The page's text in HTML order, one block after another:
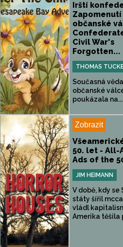
Irští
občanské
Civil War's
Forgotten...
THOMAS
Současná
občanské
poukázala na...
Zobrazit
50. let - All-
Ads of the
JIM HEIMANN
V době, kdy se
státy šířil
vládl
Amerika těšila